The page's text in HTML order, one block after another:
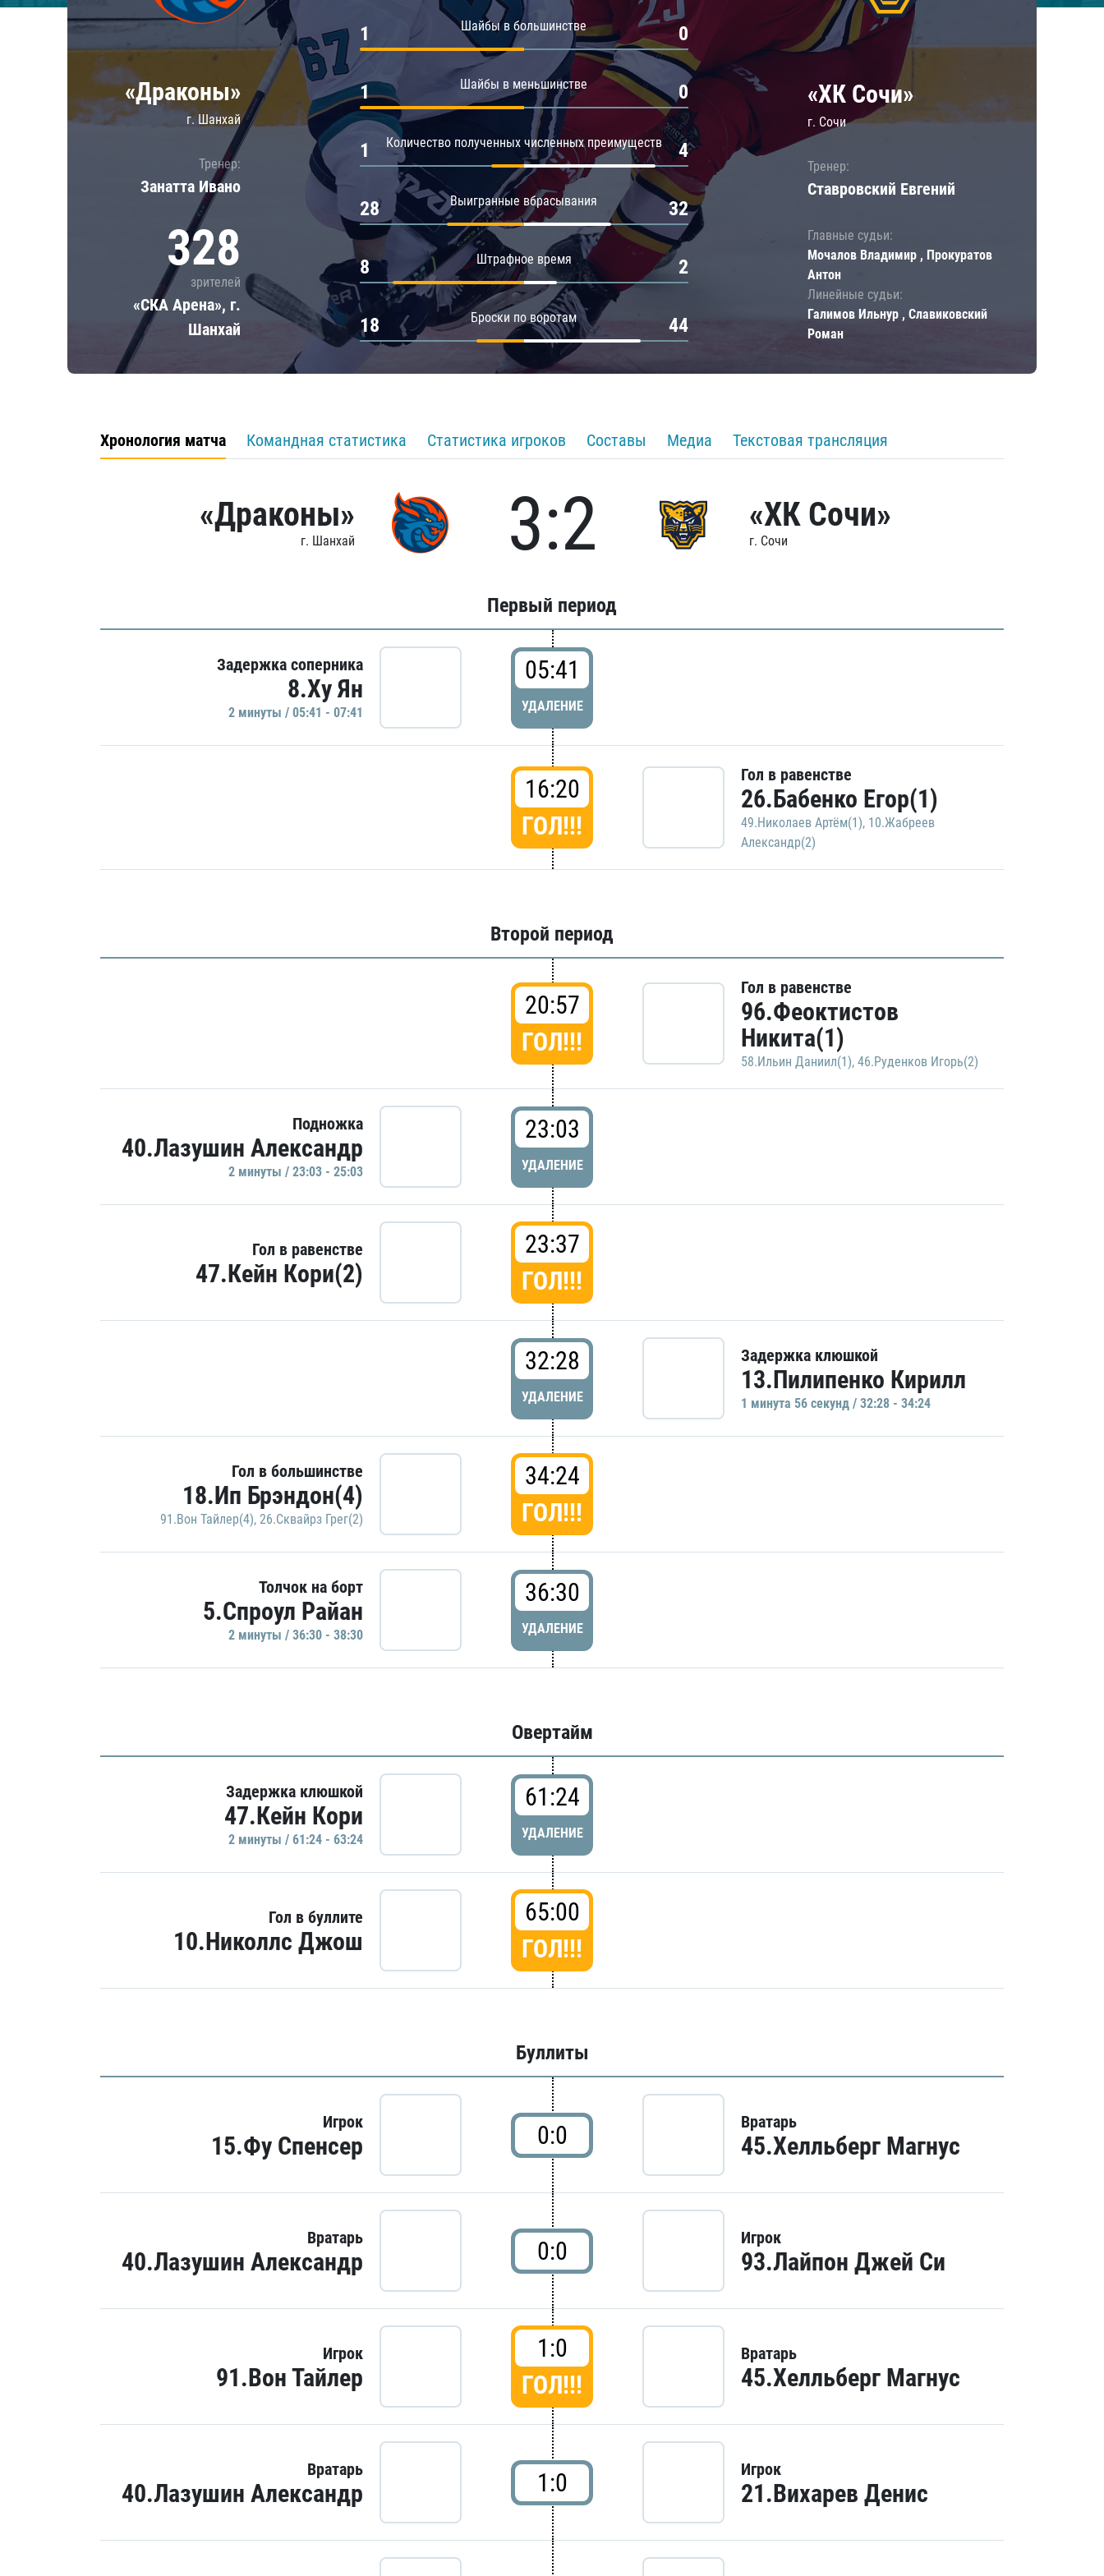
Локомотив
Шанхайские Драконы
Амур
Барыс
Салават Юлаев
«Драконы»
г. Шанхай
Тренер:
Занатта Иванo
328
зрителей
«СКА Арена», г.
Шанхай
Шайбы в большинстве
1 0
Шайбы в меньшинстве
1 0
Количество полученных численных преимуществ
1 4
Выигранные вбрасывания
28 32
Штрафное время
8 2
Броски по воротам
18 44
«ХК Сочи»
г. Сочи
Тренер:
Ставровский Евгений
Главные судьи:
Мочалов Владимир , Прокуратов
Антон
Линейные судьи:
Галимов Ильнур , Славиковский
Роман
Хронология матча Командная статистика Статистика игроков Составы Медиа Текстовая трансляция
«Драконы»
г. Шанхай 3:2 «ХК Сочи»
г. Сочи
Первый период
Задержка соперника
8.Ху Ян
2 минуты / 05:41 - 07:41
05:41
УДАЛЕНИЕ
16:20
ГОЛ!!!
Гол в равенстве
26.Бабенко Егор(1)
49.Николаев Артём(1), 10.Жабреев
Александр(2)
Второй период
20:57
ГОЛ!!!
Гол в равенстве
96.Феоктистов
Никита(1)
58.Ильин Даниил(1), 46.Руденков Игорь(2)
Подножка
40.Лазушин Александр
2 минуты / 23:03 - 25:03
23:03
УДАЛЕНИЕ
Гол в равенстве
47.Кейн Кори(2)
23:37
ГОЛ!!!
32:28
УДАЛЕНИЕ
Задержка клюшкой
13.Пилипенко Кирилл
1 минутa 56 секунд / 32:28 - 34:24
Гол в большинстве
18.Ип Брэндон(4)
91.Вон Тайлер(4), 26.Сквайрз Грег(2)
34:24
ГОЛ!!!
Толчок на борт
5.Спроул Райан
2 минуты / 36:30 - 38:30
36:30
УДАЛЕНИЕ
Овертайм
Задержка клюшкой
47.Кейн Кори
2 минуты / 61:24 - 63:24
61:24
УДАЛЕНИЕ
Гол в буллите
10.Николлс Джош
65:00
ГОЛ!!!
Буллиты
Игрок
15.Фу Спенсер 0:0 Вратарь
45.Хелльберг Магнус
Вратарь
40.Лазушин Александр 0:0 Игрок
93.Лайпон Джей Си
Игрок
91.Вон Тайлер
1:0
ГОЛ!!!
Вратарь
45.Хелльберг Магнус
Вратарь
40.Лазушин Александр 1:0 Игрок
21.Вихарев Денис